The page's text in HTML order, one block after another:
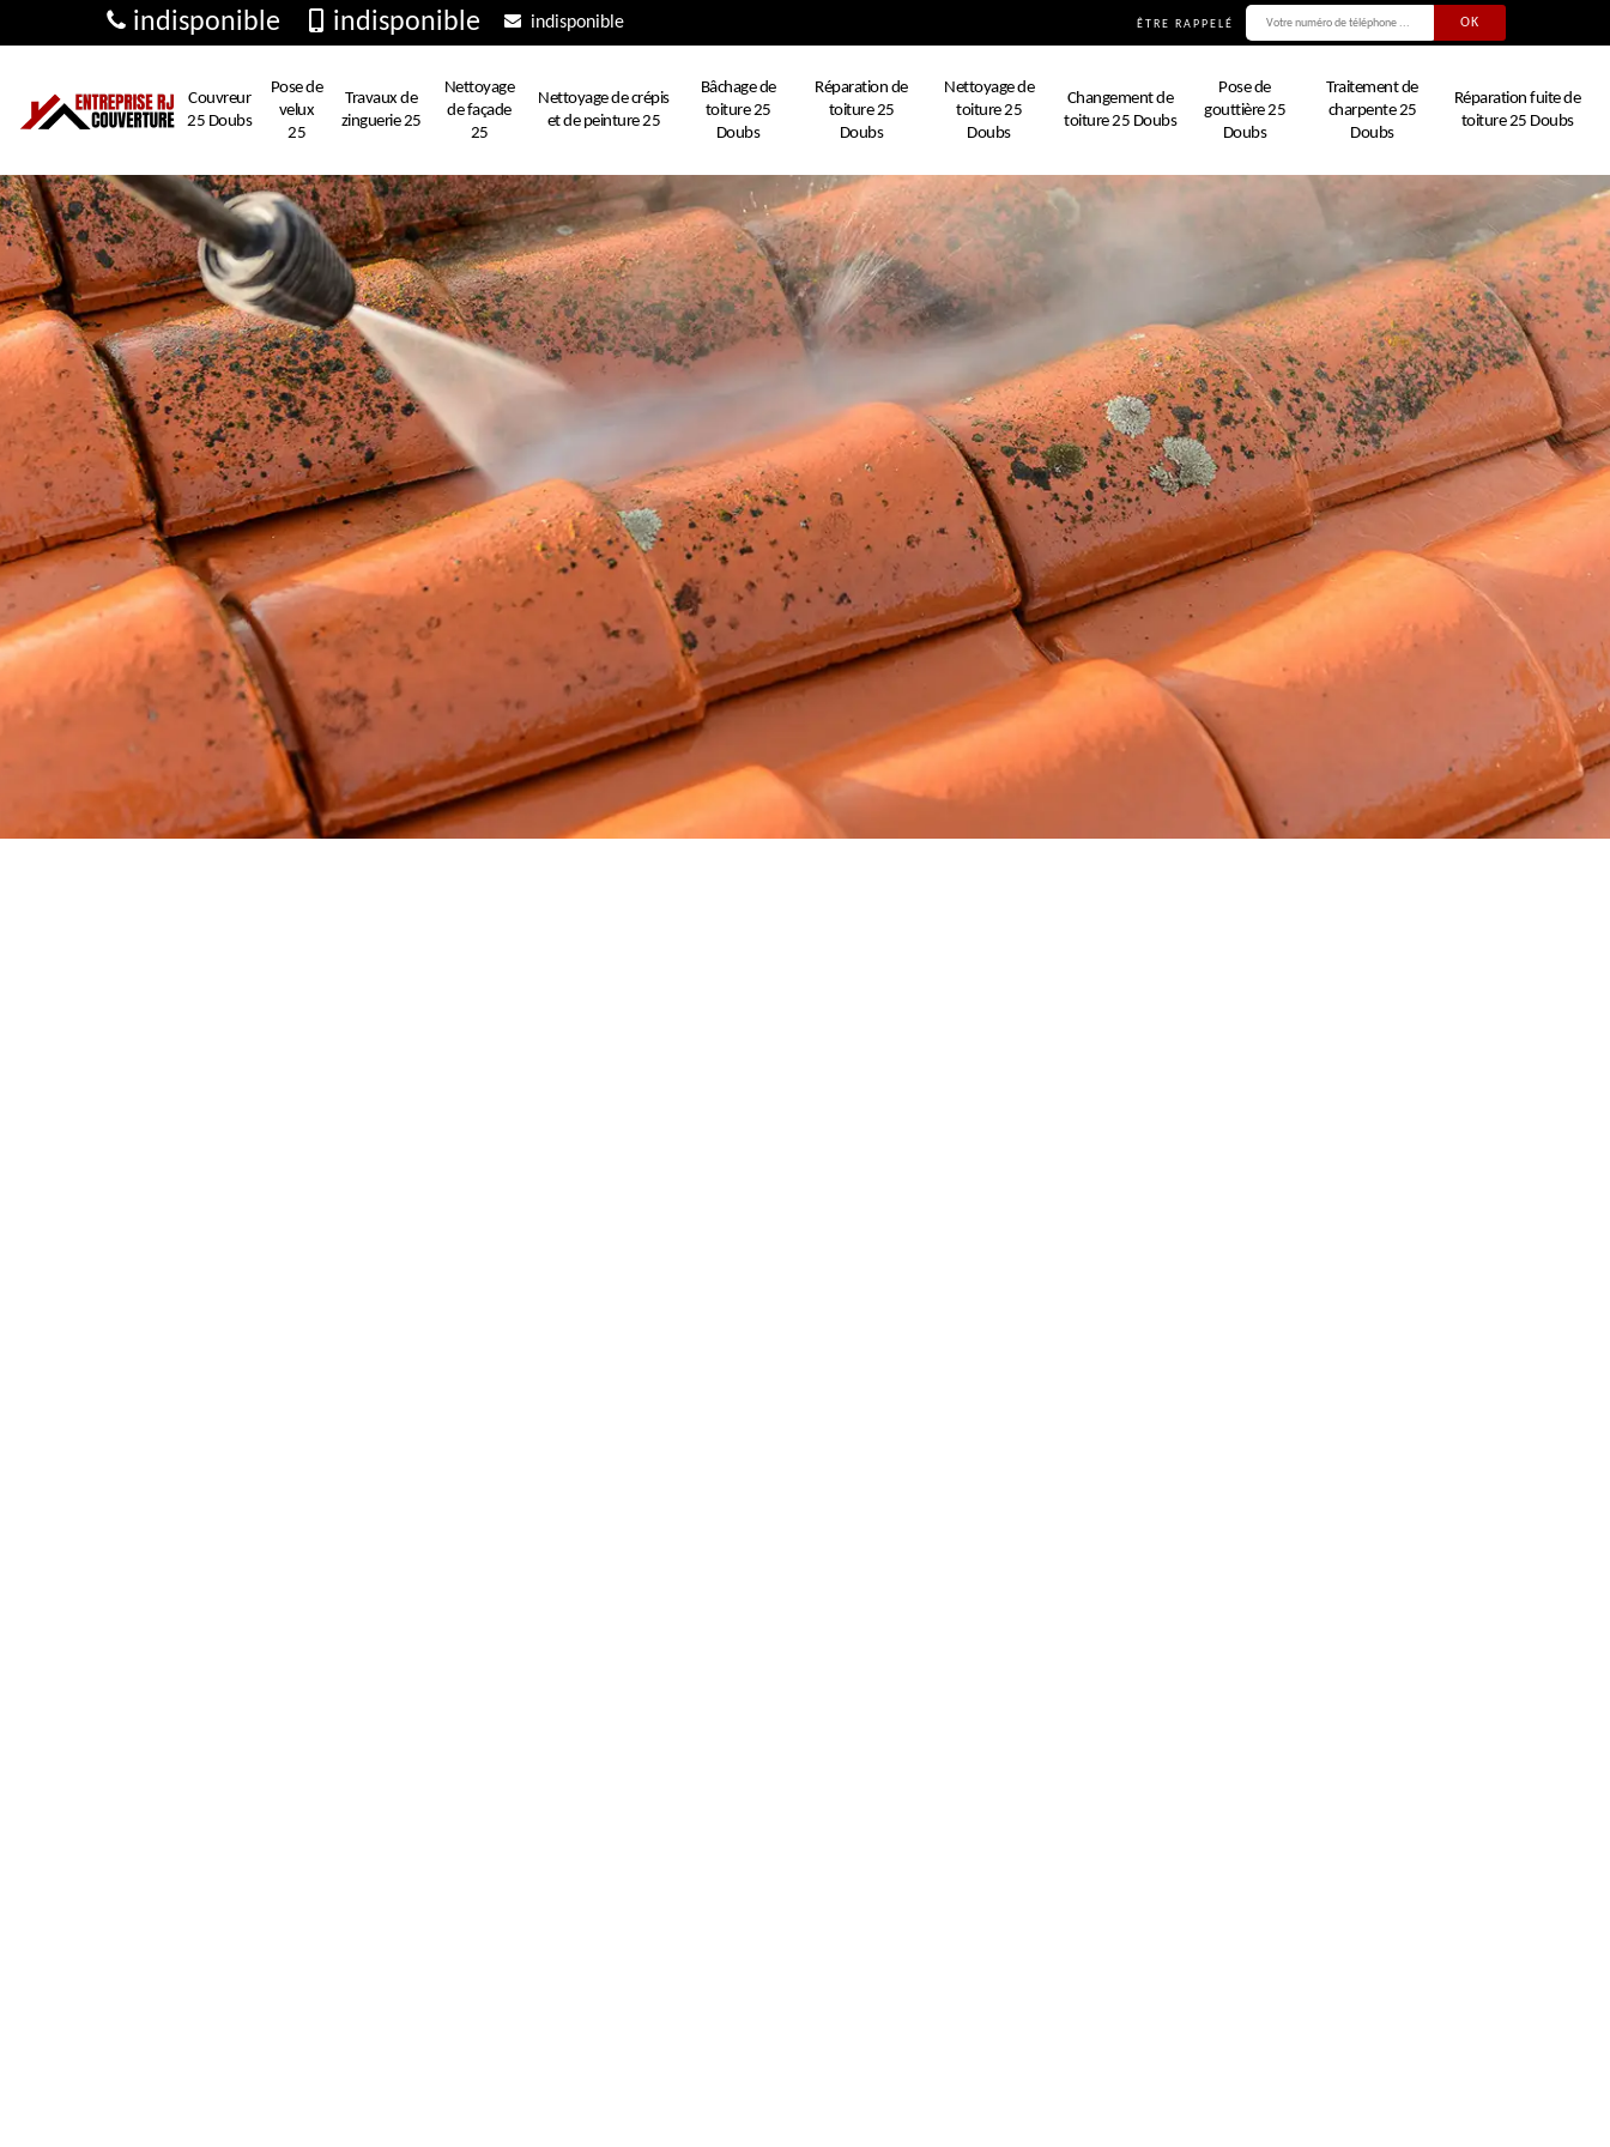
indisponible indisponible indisponible ÊTRE RAPPELÉ
Couvreur
25 Doubs
Pose de
velux
25
Travaux de
zinguerie 25
Nettoyage
de façade
25
Nettoyage de crépis
et de peinture 25
Bâchage de
toiture 25
Doubs
Réparation de
toiture 25
Doubs
Nettoyage de
toiture 25
Doubs
Changement de
toiture 25 Doubs
Pose de
gouttière 25
Doubs
Traitement de
charpente 25
Doubs
Réparation fuite de
toiture 25 Doubs